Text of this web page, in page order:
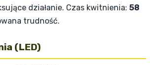
działanie. Czas kwitnienia: 58
trudność.
(LED)